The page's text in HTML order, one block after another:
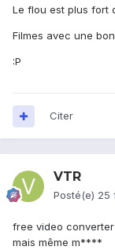
Le flou est plus fort
Filmes avec une
:P
Citer
VTR
Posté(e) 25
free video
mais même m****